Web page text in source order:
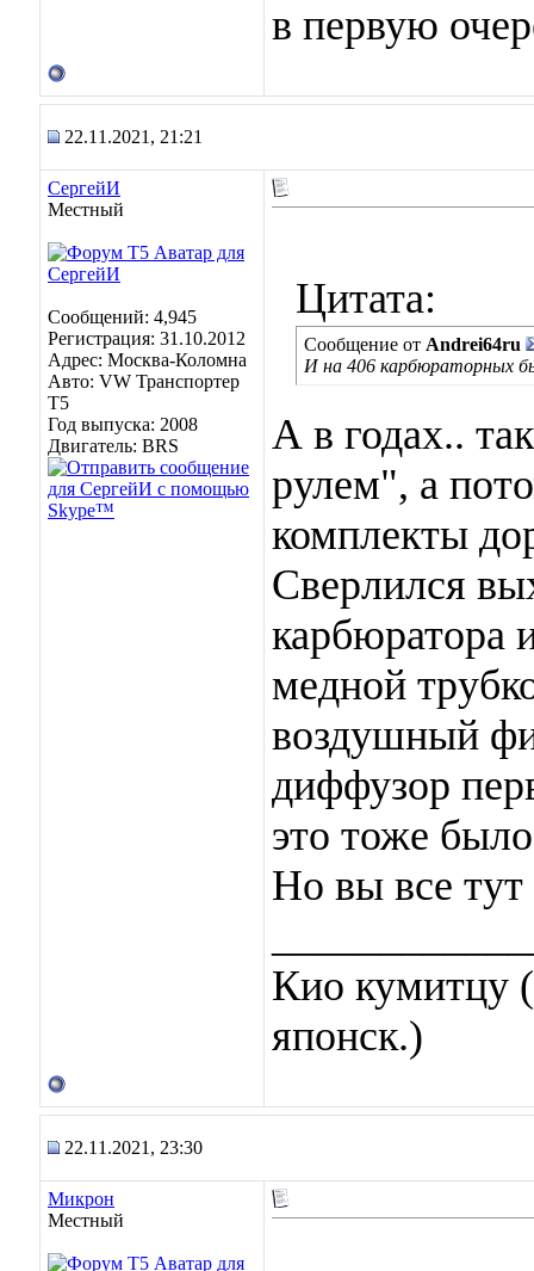
в первую
22.11.2021, 21:21
СергейИ
Местный
Сообщений: 4,945
Регистрация: 31.10.2012
Адрес: Москва-Коломна
Авто: VW Транспортер
Т5
Год выпуска: 2008
Двигатель: BRS
Цитата:
Сообщение от Andrei64ru
И на 406 карбюраторных
А в годах..
рулем", а
комплекты
Сверлился
карбюратора
медной
воздушный
диффузор
это тоже
Но вы все
Кио кумитцу
японск.)
22.11.2021, 23:30
Микрон
Местный